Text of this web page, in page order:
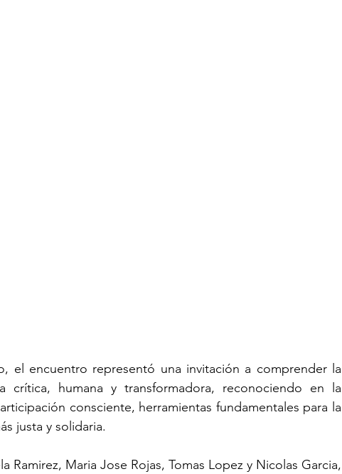
el encuentro representó una invitación a comprender la
crítica, humana y transformadora, reconociendo en la
consciente, herramientas fundamentales para la
justa y solidaria.
Ramirez, Maria Jose Rojas, Tomas Lopez y Nicolas Garcia,